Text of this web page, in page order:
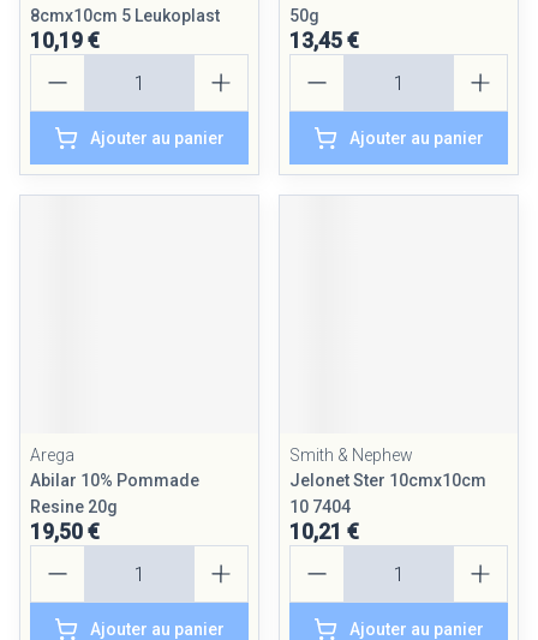
8cmx10cm 5 Leukoplast
10,19 €
Ajouter au panier
50g
13,45 €
Ajouter au panier
Arega
Abilar 10% Pommade
Resine 20g
19,50 €
Ajouter au panier
Smith & Nephew
Jelonet Ster 10cmx10cm
10 7404
10,21 €
Ajouter au panier